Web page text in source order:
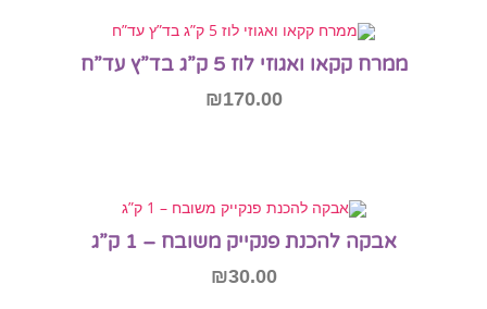
ממרח קקאו ואגוזי לוז 5 ק”ג בד”ץ עד”ח
₪170.00
אבקה להכנת פנקייק משובח – 1 ק”ג
₪30.00